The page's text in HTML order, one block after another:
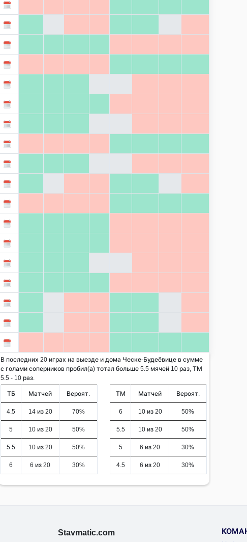
В последних 20 играх на выезде и дома Ческе-Будеёвице в сумме
с голами соперников пробил(а) тотал больше 5.5 мячей 10 раз, ТМ
5.5 - 10 раз.
ТБ Матчей Вероят.
4.5 14 из 20 70%
5 10 из 20 50%
5.5 10 из 20 50%
6 6 из 20 30%
ТМ Матчей Вероят.
6 10 из 20 50%
5.5 10 из 20 50%
5 6 из 20 30%
4.5 6 из 20 30%
Stavmatic.com